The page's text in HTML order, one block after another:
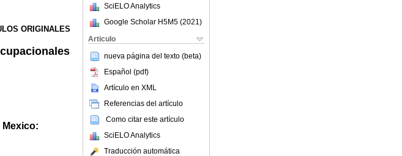
SciELO Analytics
Google Scholar H5M5 (2021 )
Articulo
nueva página del texto (beta)
Español (pdf)
Artículo en XML
Referencias del artículo
Como citar este artículo
SciELO Analytics
Traducción automática
ORIGINALES